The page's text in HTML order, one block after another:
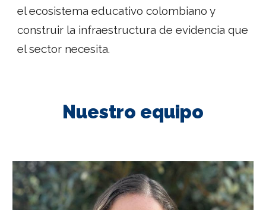
el ecosistema educativo colombiano y
construir la infraestructura de evidencia que
el sector necesita.
Nuestro equipo